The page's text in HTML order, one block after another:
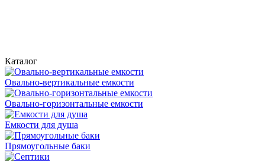
Каталог
Овально-вертикальные емкости
Овально-горизонтальные емкости
Емкости для душа
Прямоугольные баки